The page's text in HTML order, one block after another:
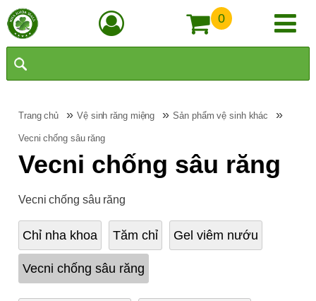
0
Trang chủ »Vệ sinh răng miệng »Sản phẩm vệ sinh khác »
Vecni chống sâu răng
Vecni chống sâu răng
Vecni chống sâu răng
Chỉ nha khoa Tăm chỉ Gel viêm nướu
Vecni chống sâu răng